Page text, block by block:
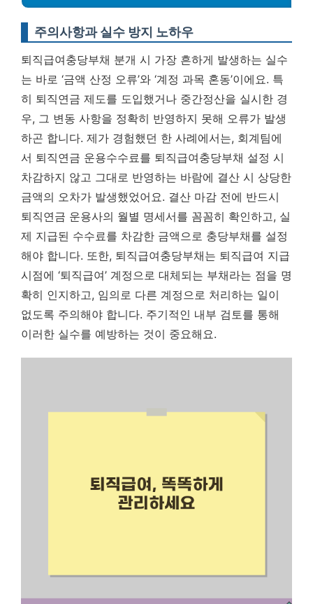
주의사항과 실수 방지 노하우
퇴직급여충당부채 분개 시 가장 흔하게 발생하는 실수
는 바로 ‘금액 산정 오류’와 ‘계정 과목 혼동’이에요. 특
히 퇴직연금 제도를 도입했거나 중간정산을 실시한 경
우, 그 변동 사항을 정확히 반영하지 못해 오류가 발생
하곤 합니다. 제가 경험했던 한 사례에서는, 회계팀에
서 퇴직연금 운용수수료를 퇴직급여충당부채 설정 시
차감하지 않고 그대로 반영하는 바람에 결산 시 상당한
금액의 오차가 발생했었어요. 결산 마감 전에 반드시
퇴직연금 운용사의 월별 명세서를 꼼꼼히 확인하고, 실
제 지급된 수수료를 차감한 금액으로 충당부채를 설정
해야 합니다. 또한, 퇴직급여충당부채는 퇴직급여 지급
시점에 ‘퇴직급여’ 계정으로 대체되는 부채라는 점을 명
확히 인지하고, 임의로 다른 계정으로 처리하는 일이
없도록 주의해야 합니다. 주기적인 내부 검토를 통해
이러한 실수를 예방하는 것이 중요해요.